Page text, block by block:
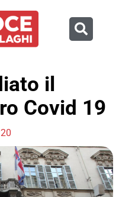
il
Covid 19